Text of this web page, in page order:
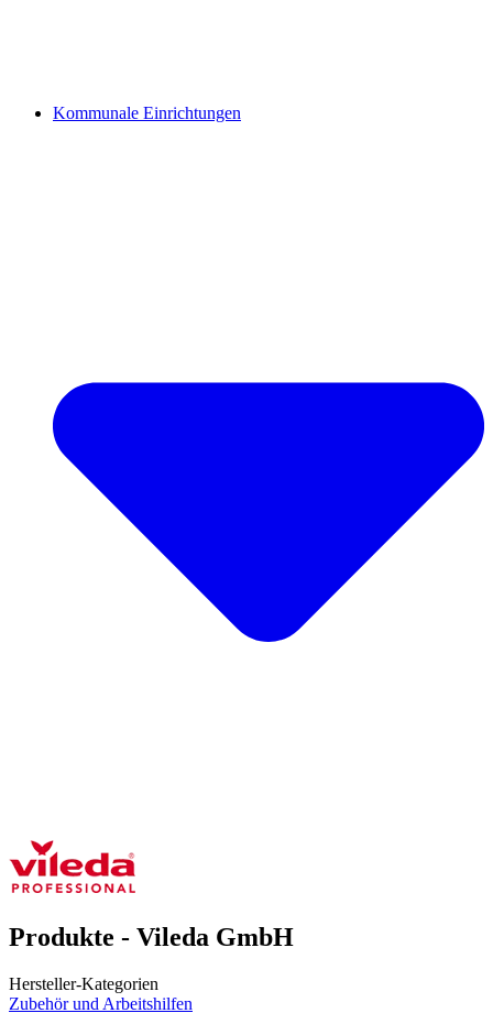
Kommunale Einrichtungen
Produkte - Vileda GmbH
Hersteller-Kategorien
Zubehör und Arbeitshilfen